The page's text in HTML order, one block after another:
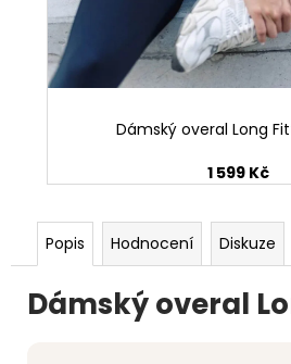
Dámský overal Long
1 599 Kč
Popis Hodnocení Diskuze
Dámský overal